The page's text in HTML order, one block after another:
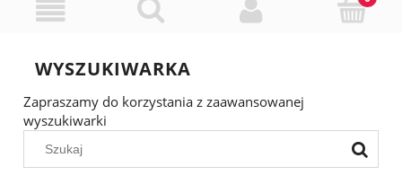
WYSZUKIWARKA
Zapraszamy do korzystania z zaawansowanej
wyszukiwarki